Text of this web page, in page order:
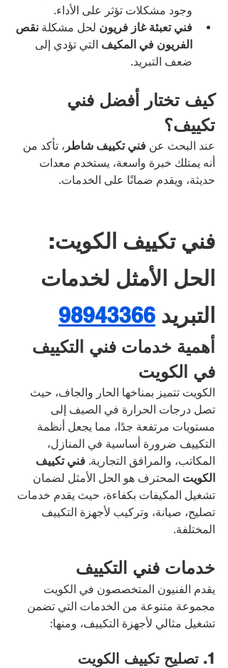
وجود مشكلات تؤثر على الأداء.
فني تعبئة غاز فريون لحل مشكلة نقص
الفريون في المكيف التي تؤدي إلى
ضعف التبريد.
كيف تختار أفضل فني
تكييف؟
عند البحث عن فني تكييف شاطر ، تأكد من
أنه يمتلك خبرة واسعة، يستخدم معدات
حديثة، ويقدم ضمانًا على الخدمات.
فني تكييف الكويت:
الحل الأمثل لخدمات
التبريد 98943366
أهمية خدمات فني التكييف
في الكويت
الكويت تتميز بمناخها الحار والجاف، حيث
تصل درجات الحرارة في الصيف إلى
مستويات مرتفعة جدًا، مما يجعل أنظمة
التكييف ضرورة أساسية في المنازل،
المكاتب، والمرافق التجارية. فني تكييف
الكويت المحترف هو الحل الأمثل لضمان
تشغيل المكيفات بكفاءة، حيث يقدم خدمات
تصليح، صيانة، وتركيب لأجهزة التكييف
المختلفة.
خدمات فني التكييف
يقدم الفنيون المتخصصون في الكويت
مجموعة متنوعة من الخدمات التي تضمن
تشغيل مثالي لأجهزة التكييف، ومنها:
1. تصليح تكييف الكويت